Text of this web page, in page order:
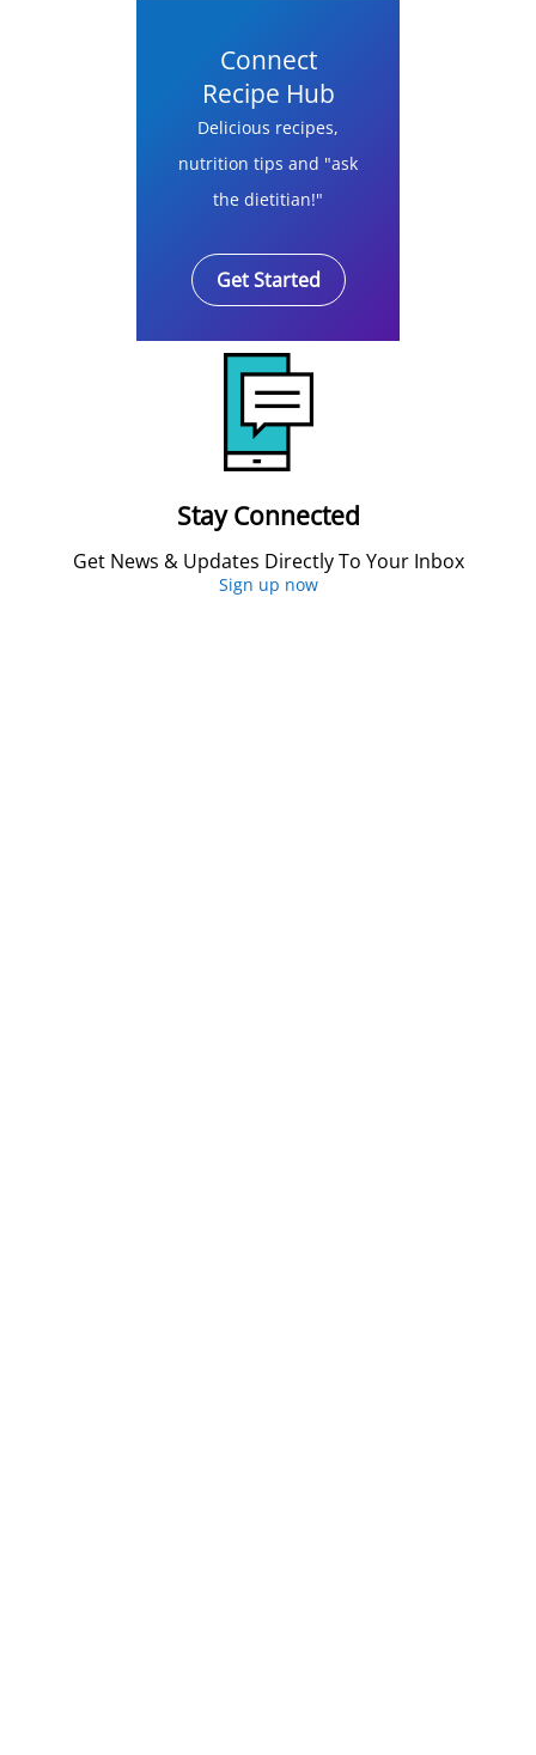
Connect
Recipe Hub
Delicious recipes,
nutrition tips and "ask
the dietitian!"
Get Started
Stay Connected
Get News & Updates Directly To Your Inbox
Sign up now